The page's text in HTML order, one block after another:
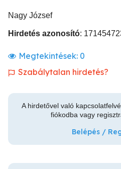
Nagy József
Hirdetés azonosító:
Megtekintések: 0
Szabálytalan hirdetés?
A hirdetővel való
fiókodba vagy
Belépés /